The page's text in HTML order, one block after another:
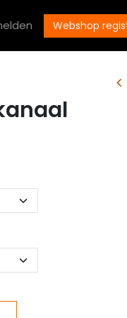
Neem contact op met
Webshop